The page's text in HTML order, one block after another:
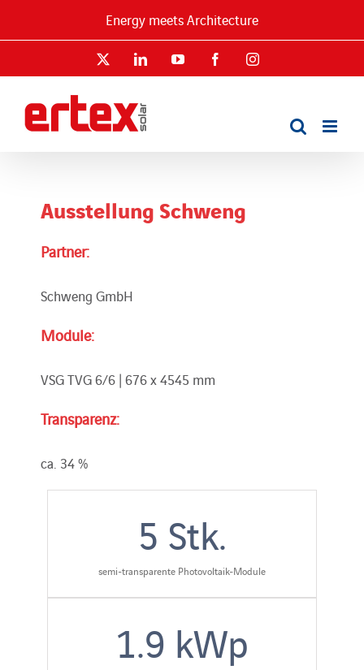
Energy meets Architecture
LinkedInYouTube FacebookInstagram
Ausstellung Schweng
Partner:
Schweng GmbH
Module:
VSG TVG 6/6 | 676 x 4545 mm
Transparenz:
ca. 34 %
5 Stk.
semi-transparente Photovoltaik-Module
1.9 kWp